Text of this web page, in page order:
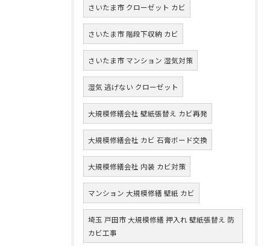
さいたま市 クローゼット カビ
さいたま市 階段下収納 カビ
さいたま市 マンション 湿気対策
湿気 逃げない クローゼット
大規模修繕会社 壁紙張替え カビ再発
大規模修繕会社 カビ 石膏ボード交換
大規模修繕会社 内装 カビ対策
マンション 大規模修繕 壁紙 カビ
埼玉 戸田市 大規模修繕 押入れ 壁紙張替え 防
カビ工事